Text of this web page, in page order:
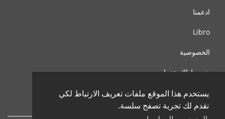
يستخدم هذا الموقع ملفات تعريف الارتباط لكي
نقدم لك تجربة تصفح سلسة.
ادعمنا
Libro
الخصوصية
شروط الإستخدام
اتصل بنا